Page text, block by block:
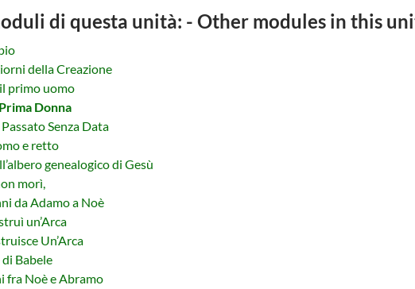
di questa unità: - Other modules in this
della Creazione
primo uomo
Donna
Senza Data
e retto
genealogico di Gesù
morì,
da Adamo a Noè
un’Arca
Un’Arca
Babele
fra Noè e Abramo